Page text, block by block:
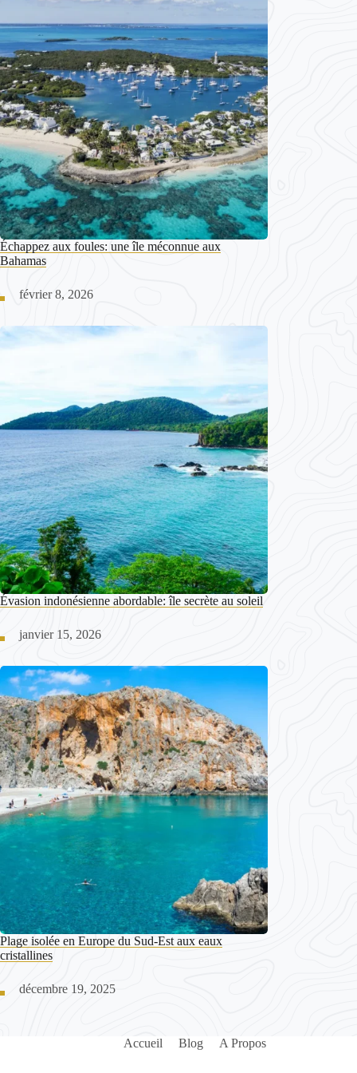
Échappez aux foules: une île méconnue aux
Bahamas
février 8, 2026
Évasion indonésienne abordable: île secrète au soleil
janvier 15, 2026
Plage isolée en Europe du Sud-Est aux eaux
cristallines
décembre 19, 2025
Accueil Blog A Propos